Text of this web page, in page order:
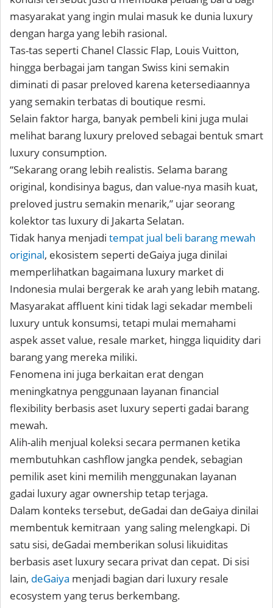
masyarakat yang ingin mulai masuk ke dunia luxury
dengan harga yang lebih rasional.
Tas-tas seperti Chanel Classic Flap, Louis Vuitton,
hingga berbagai jam tangan Swiss kini semakin
diminati di pasar preloved karena ketersediaannya
yang semakin terbatas di boutique resmi.
Selain faktor harga, banyak pembeli kini juga mulai
melihat barang luxury preloved sebagai bentuk smart
luxury consumption.
“Sekarang orang lebih realistis. Selama barang
original, kondisinya bagus, dan value-nya masih kuat,
preloved justru semakin menarik,” ujar seorang
kolektor tas luxury di Jakarta Selatan.
Tidak hanya menjadi tempat jual beli barang mewah
original, ekosistem seperti deGaiya juga dinilai
memperlihatkan bagaimana luxury market di
Indonesia mulai bergerak ke arah yang lebih matang.
Masyarakat affluent kini tidak lagi sekadar membeli
luxury untuk konsumsi, tetapi mulai memahami
aspek asset value, resale market, hingga liquidity dari
barang yang mereka miliki.
Fenomena ini juga berkaitan erat dengan
meningkatnya penggunaan layanan financial
flexibility berbasis aset luxury seperti gadai barang
mewah.
Alih-alih menjual koleksi secara permanen ketika
membutuhkan cashflow jangka pendek, sebagian
pemilik aset kini memilih menggunakan layanan
gadai luxury agar ownership tetap terjaga.
Dalam konteks tersebut, deGadai dan deGaiya dinilai
membentuk kemitraan yang saling melengkapi. Di
satu sisi, deGadai memberikan solusi likuiditas
berbasis aset luxury secara privat dan cepat. Di sisi
lain, deGaiya menjadi bagian dari luxury resale
ecosystem yang terus berkembang.